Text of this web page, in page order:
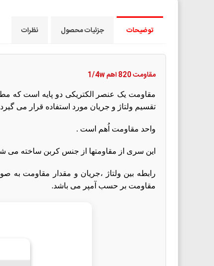
توضیحات جزئیات محصول نظرات
مقاومت 820 اهم 1/4w
مقاومت یک عنصر الکتریکی دو پایه است که
تقسیم ولتاژ و جریان مورد استفاده قرار می
واحد مقاومت اُهم است .
این سری از مقاومتها از جنس کربن ساخته می
مقاومت بر حسب آمپر می باشد.